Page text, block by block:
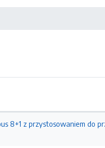
8+1 z przystosowaniem do